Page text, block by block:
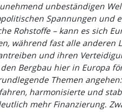
unbeständigen
Spannungen und
Rohstoffe – kann es sich
während fast alle anderen
und ihren
Bergbau hier in Europa
Themen
harmonisierte und
mehr Finanzierung.